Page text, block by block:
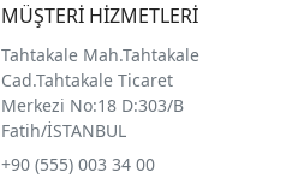
MÜŞTERİ HİZMETLERİ
Tahtakale Mah.Tahtakale
Cad.Tahtakale Ticaret
Merkezi No:18 D:303/B
Fatih/İSTANBUL
+90 (555) 003 34 00